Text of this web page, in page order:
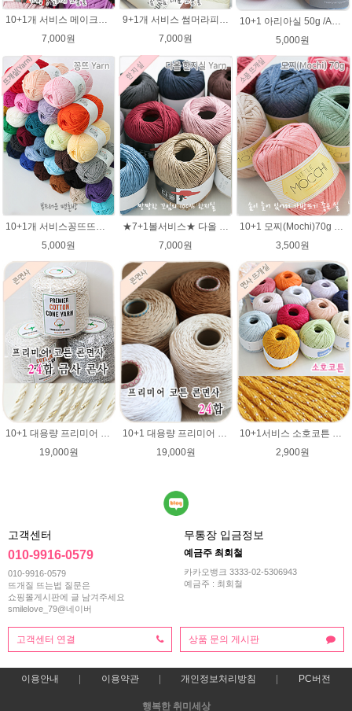
10+1개 서비스 메이크업 100g / 가방실 클러치 파우치 가방뜨기 소품실
7,000원
9+1개 서비스 썸머라피아 50g , 라탄 라피아 모자 가방뜨개실
7,000원
5,000원
10+1개 서비스꽁뜨뜨개실 면혼방실 꽁트 털실 봄 여름 뜨개질 아기실 꽁뜨실 인형실 블랭킷실
5,000원
★7+1볼서비스★ 다올 한지실/100% 여름뜨개실/가방실/종이실/매트 바구니 코바늘뜨기
7,000원
10+1 모찌(Mochi)70g 모찌실/인형실/소품실/리틀모찌/가방뜨기/모찌뜨개실/가방뜨개실/여름뜨개실 브릿지실/솜뜨개실/코나실 왕모찌실
3,500원
10+1 대용량 프리미어 코튼 대용량 콘사 24합 나염/ 순면 1000g/카드면 순면사 금사 콘사/콘면사/공작표 동방 콘면사/핸들커버뜨기/방석뜨기/차량 커버 시트
19,000원
10+1 대용량 프리미어 코튼 대용량 콘사 24합 순면100% 1100g/카드면 순면사 색사/콘면사/공작표 동방 콘면사/핸들커버뜨기/방석뜨기/차량 커버 시트
19,000원
10+1서비스 소호코튼 뜨개실/cotton yarn/여름 뜨개질 코바늘실/면실/펄사/면사/소호/코튼실/
2,900원
고객센터
010-9916-0579
010-9916-0579
뜨개질 뜨는법 질문은
쇼핑몰게시판에 글 남겨주세요
smilelove_79@네이버
무통장 입금정보
예금주 최회철
카카오뱅크 3333-02-5306943
예금주 : 최회철
고객센터 연결 상품 문의 게시판
이용안내 이용약관 개인정보처리방침 PC버전
행복한 취미세상